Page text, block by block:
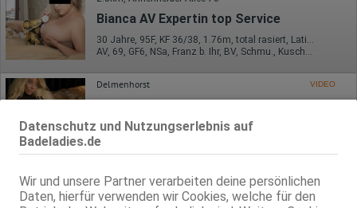
Datenschutz und Nutzungserlebnis auf
Badeladies.de
Wir und unsere Partner verarbeiten deine persönlichen
Daten, hierfür verwenden wir Cookies, welche für den
Bianca AV Expertin top Service
30 Jahre, 95F, KF 36/38, 1.76m, total rasiert, Latina
AV, 69, GF6, NSa, Franz b. Ihr, BV, Schmu., Kuscheln
Delmenhorst VIDEO
Gabi